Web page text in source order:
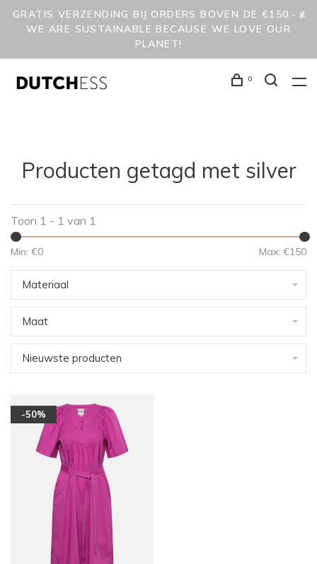
GRATIS VERZENDING BIJ ORDERS BOVEN DE €150,- /
WE ARE SUSTAINABLE BECAUSE WE LOVE OUR
PLANET!
0
Producten getagd met silver
Toon 1 - 1 van 1
Min: €0 Max: €150
Materiaal
Maat
Nieuwste producten
-50%